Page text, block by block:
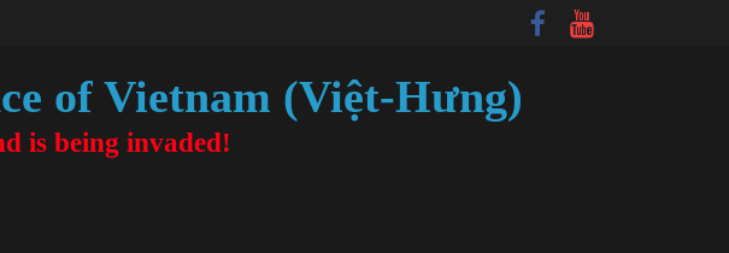
of Vietnam (Việt-Hưng)
is being invaded!